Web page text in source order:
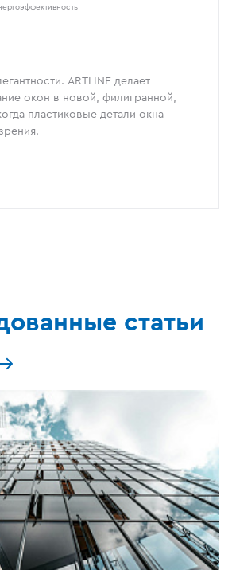
ARTLINE делает
окон в новой, филигранной,
пластиковые детали окна
статьи